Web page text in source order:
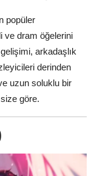
popüler
ve dram öğelerini
arkadaşlık
derinden
uzun soluklu bir
göre.